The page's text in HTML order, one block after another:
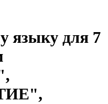
языку для 7